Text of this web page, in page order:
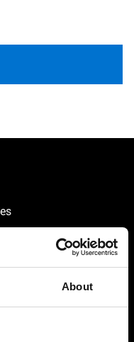
About
de votre projet